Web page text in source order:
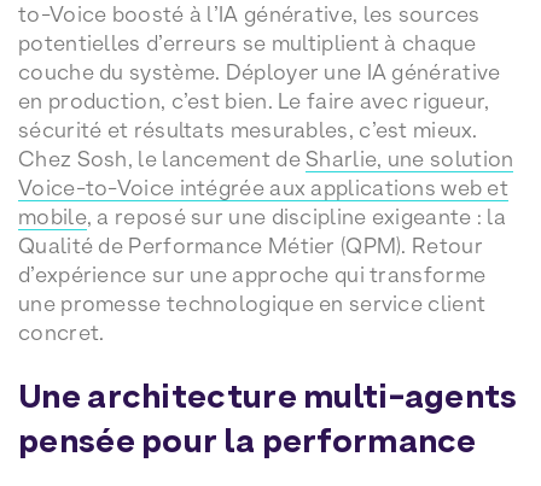
to-Voice boosté à l’IA générative, les sources
potentielles d’erreurs se multiplient à chaque
couche du système. Déployer une IA générative
en production, c’est bien. Le faire avec rigueur,
sécurité et résultats mesurables, c’est mieux.
Chez Sosh, le lancement deSharlie, une solution
Voice-to-Voice intégrée aux applications web et
mobile, a reposé sur une discipline exigeante : la
Qualité de Performance Métier (QPM). Retour
d’expérience sur une approche qui transforme
une promesse technologique en service client
concret.
Une architecture multi-agents
pensée pour la performance